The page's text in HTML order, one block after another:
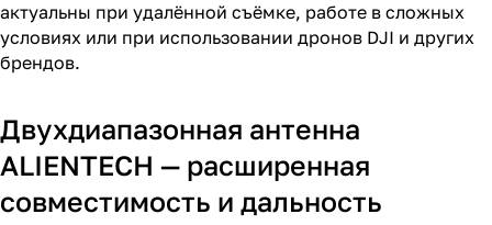
актуальны при удалённой съёмке, работе в сложных
условиях или при использовании дронов DJI и других
брендов.
Двухдиапазонная антенна
ALIENTECH — расширенная
совместимость и дальность